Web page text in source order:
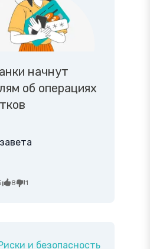
начнут
об операциях
8 1
и безопасность